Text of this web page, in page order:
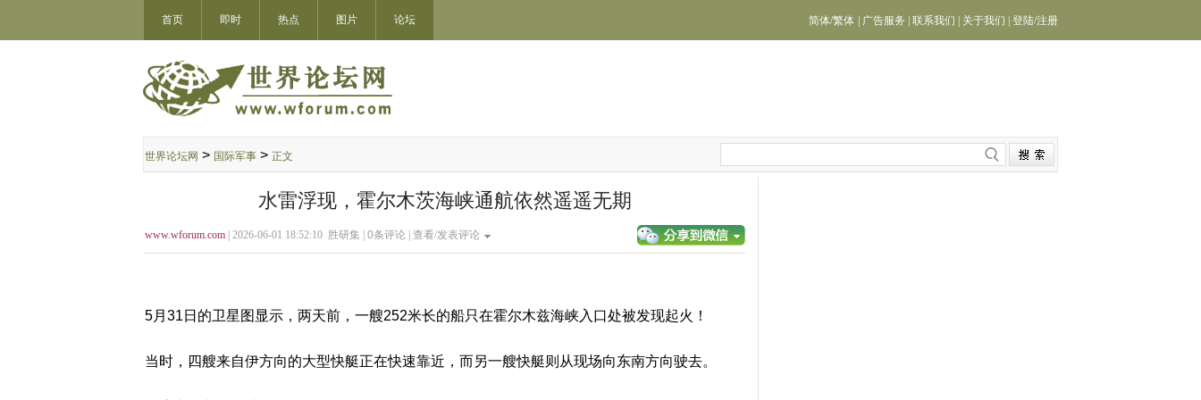
首页 即时 热点 图片 论坛 简体/繁体 广告服务 联系我们 关于我们 登陆/注册
世界论坛网 > 国际军事 > 正文
水雷浮现，霍尔木茨海峡通航依然遥遥无期
www.wforum.com | 2026-06-01 18:52:10 胜研集 | 0条评论 | 查看/发表评论
5月31日的卫星图显示，两天前，一艘252米长的船只在霍尔木兹海峡入口处被发现起火！
当时，四艘来自伊方向的大型快艇正在快速靠近，而另一艘快艇则从现场向东南方向驶去。